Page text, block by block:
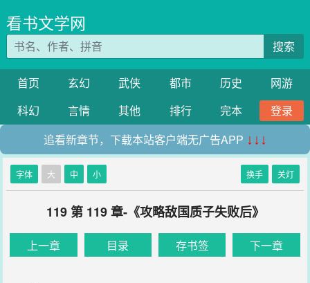
看书文学网
搜索
首页 玄幻 武侠 都市 历史
网游
科幻
言情 其他 排行 完本
登录
追看新章节，下载本站客户端无广告APP ↓↓↓
字体 大 中 小 换手 关灯
119 第 119 章-《攻略敌国质子失败后》
上一章 目录 存书签 下一章